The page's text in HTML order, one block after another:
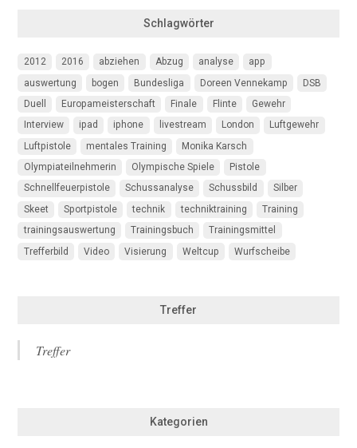
Schlagwörter
2012 2016 abziehen Abzug analyse
app
auswertung
bogen Bundesliga Doreen Vennekamp
DSB
Duell
Europameisterschaft Finale Flinte
Gewehr
Interview
ipad iphone livestream London
Luftgewehr
Luftpistole
mentales Training
Monika Karsch
Olympiateilnehmerin
Olympische Spiele
Pistole
Schnellfeuerpistole
Schussanalyse Schussbild
Silber
Skeet
Sportpistole technik techniktraining
Training
trainingsauswertung
Trainingsbuch
Trainingsmittel
Trefferbild
Video Visierung Weltcup Wurfscheibe
Treffer
Treffer
Kategorien